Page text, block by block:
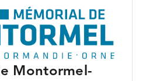
Montormel-